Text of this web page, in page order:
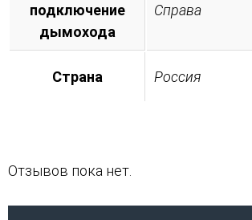
подключение
дымохода
Справа
Страна Россия
Отзывов пока нет.